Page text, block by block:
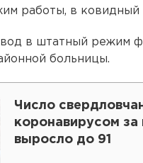
работы, в ковидный
в штатный режим
больницы.
Число
коронавирусом за
выросло до 91